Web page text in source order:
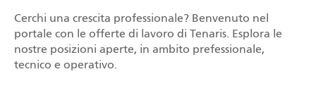
Cerchi una crescita professionale? Benvenuto nel
portale con le offerte di lavoro di Tenaris. Esplora le
nostre posizioni aperte, in ambito prefessionale,
tecnico e operativo.